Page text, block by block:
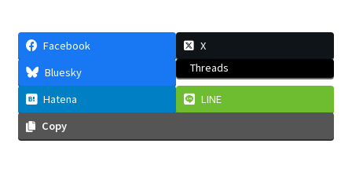
エルヴィン・シュレディンガー
【仮想の猫を使った思考実験で量子的に実在を
考察】
Facebook
X
Bluesky
Threads
Hatena
LINE
Copy